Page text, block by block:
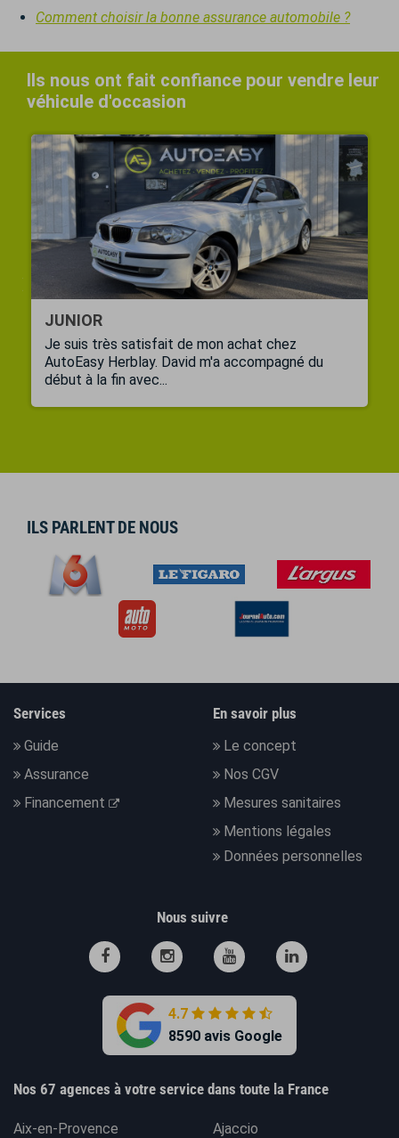
Comment choisir la bonne assurance automobile ?
Ils nous ont fait confiance pour vendre leur
véhicule d'occasion
JUNIOR
Je suis très satisfait de mon achat chez
AutoEasy Herblay. David m'a accompagné du
début à la fin avec...
ILS PARLENT DE NOUS
Services
Guide
Assurance
Financement
En savoir plus
Le concept
Nos CGV
Mesures sanitaires
Mentions légales
Données personnelles
Nous suivre
4.7
8590 avis Google
Nos 67 agences à votre service dans toute la France
Aix-en-Provence
Ajaccio